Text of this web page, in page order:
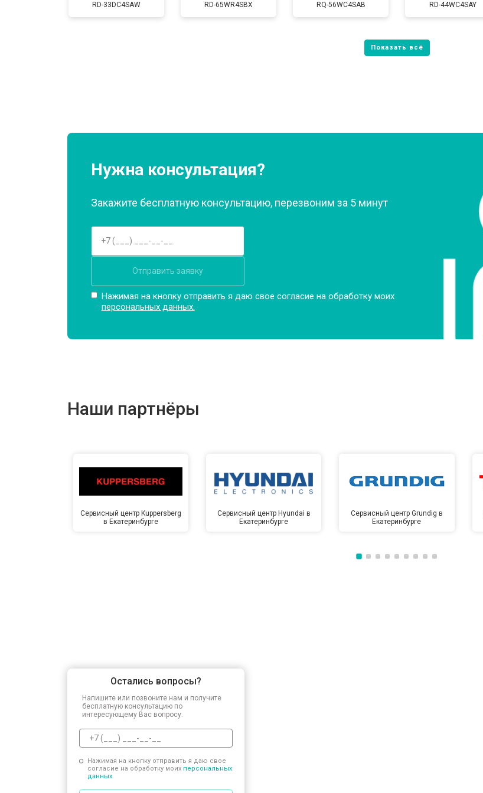
от 80 мин
RD-33DC4SAW RD-65WR4SBX RQ-56WC4SAB RD-44WC4SAY
Нужна консультация?
Закажите бесплатную консультацию, перезвоним за 5 минут
Отправить заявку
Нажимая на кнопку отправить я даю свое согласие на обработку моих
персональных данных.
Наши партнёры
Сервисный центр Kuppersberg
в Екатеринбурге
Сервисный центр Hyundai в
Екатеринбурге
Сервисный центр Grundig в
Екатеринбурге
Остались вопросы?
Напишите или позвоните нам и получите
бесплатную консультацию по
интересующему Вас вопросу.
Нажимая на кнопку отправить я даю свое
согласие на обработку моих персональных
данных.